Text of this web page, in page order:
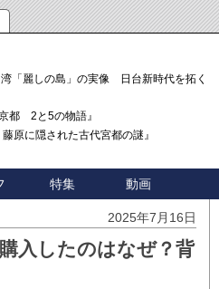
「麗しの島」の実像 日台新時代を拓く「3
都 2と5の物語』
原に隠された古代宮都の謎』
特集 動画
2025年7月16日
入したのはなぜ？背